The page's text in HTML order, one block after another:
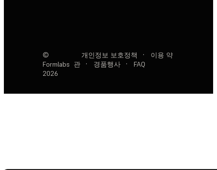
©
Formlabs
2026
개인정보 보호정책 ·
이용 약
관
· 경품행사 · FAQ